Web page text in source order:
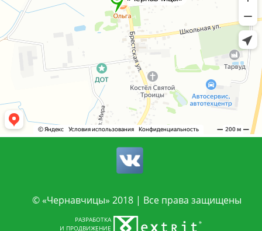
© «Чернавчицы» 2018 | Все права защищены
РАЗРАБОТКА
И ПРОДВИЖЕНИЕ